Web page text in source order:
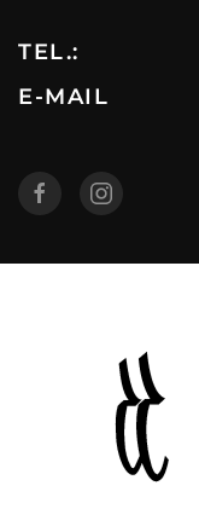
TEL.:
E-MAIL